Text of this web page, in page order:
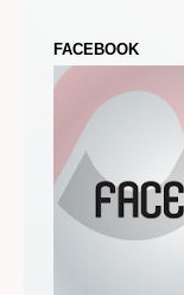
FACEBOOK